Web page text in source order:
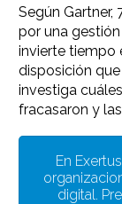
Según Gartner,
por una
invierte tiempo
disposición
investiga
fracasaron y
En
digital.